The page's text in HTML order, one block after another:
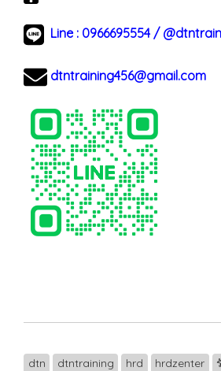
Line : 0966695554/
dtntraining456@gmail.com
dtn dtntraining hrd hrdzenter